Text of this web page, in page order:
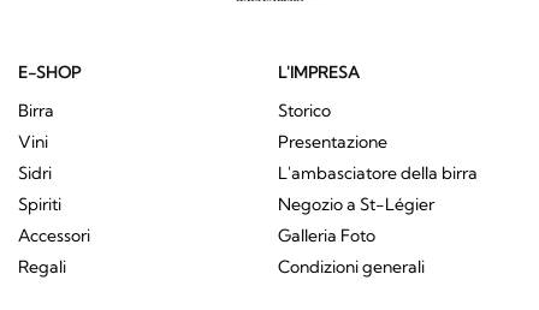
E-SHOP
Birra
Vini
Sidri
Spiriti
Accessori
Regali
L'IMPRESA
Storico
Presentazione
L'ambasciatore della birra
Negozio a St-Légier
Galleria Foto
Condizioni generali